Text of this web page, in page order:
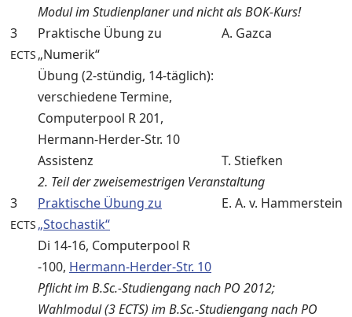
Modul im Studienplaner und nicht als BOK-Kurs!
3
ECTS
Praktische Übung zu
„Numerik“
A. Gazca
Übung (2-stündig, 14-täglich):
verschiedene Termine,
Computerpool R 201,
Hermann-Herder-Str. 10
Assistenz
T. Stiefken
2. Teil der zweisemestrigen Veranstaltung
3
ECTS
Praktische Übung zu
„Stochastik“
E. A. v. Hammerstein
Di 14-16, Computerpool R
-100, Hermann-Herder-Str. 10
Pflicht im B.Sc.-Studiengang nach PO 2012;
Wahlmodul (3 ECTS) im B.Sc.-Studiengang nach PO